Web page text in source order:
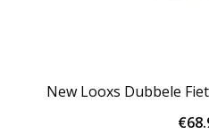
New Looxs Dubbele
€